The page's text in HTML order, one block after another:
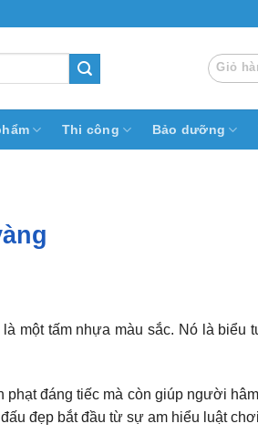
Giỏ
Thi công Bảo dưỡng
một tấm nhựa màu sắc. Nó là
đáng tiếc mà còn giúp người
đẹp bắt đầu từ sự am hiểu luật